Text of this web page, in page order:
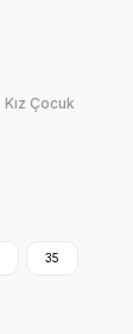
Kız Çocuk
35